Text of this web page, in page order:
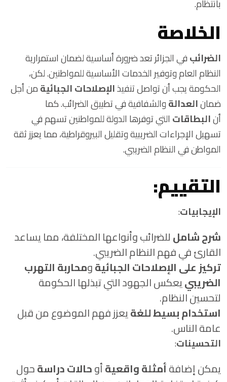
بانتظام.
الخلاصة
الضرائبفي الجزائر تعد ضرورة أساسية لضمان استمرارية
النظام العام وتوفير الخدمات الأساسية للمواطنين. لكن،
الحكومة يجب أن تواصل تنفيذالإصلاحات الجبائيةمن أجل
ضمانالعدالةوالشفافية في تطبيق الضرائب. كما
أنالبطاقات التي توفرها الدولة للمواطنين تسهم في
تسهيل الإجراءات الضريبية وتقليل البيروقراطية، مما يعزز ثقة
المواطن في النظام الضريبي.
التقييم:
الإيجابيات:
شرح شاملللضرائب وأنواعها المختلفة، مما يساعد
القارئ في فهم النظام الضريبي.
تركيز على الإصلاحات الجبائيةومحاربة التهرب
الضريبييعكس الجهود التي تبذلها الحكومة
لتحسين النظام.
استخدام بسيط للغةيعزز فهم الموضوع من قبل
عامة الناس.
التحسينات:
يمكن إضافةأمثلة واقعيةأوحالات دراسةحول